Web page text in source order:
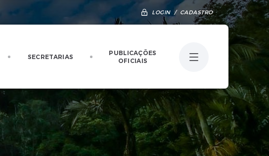
LOGIN / CADASTRO
SECRETARIAS
PUBLICAÇÕES
OFICIAIS